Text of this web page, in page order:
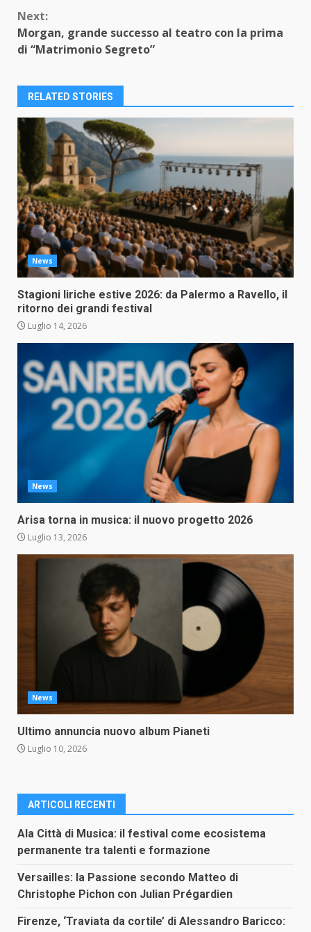
Next:
Morgan, grande successo al teatro con la prima
di “Matrimonio Segreto”
RELATED STORIES
News
Stagioni liriche estive 2026: da Palermo a Ravello, il
ritorno dei grandi festival
Luglio 14, 2026
News
Arisa torna in musica: il nuovo progetto 2026
Luglio 13, 2026
News
Ultimo annuncia nuovo album Pianeti
Luglio 10, 2026
ARTICOLI RECENTI
Ala Città di Musica: il festival come ecosistema
permanente tra talenti e formazione
Versailles: la Passione secondo Matteo di
Christophe Pichon con Julian Prégardien
Firenze, ‘Traviata da cortile’ di Alessandro Baricco: